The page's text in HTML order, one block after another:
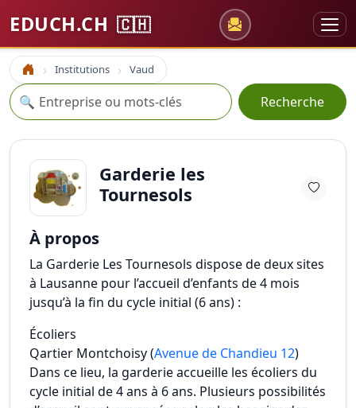
EDUCH.CH 🇨🇭
Accueil Institutions Vaud
Recherche
🔍 Recherche
Garderie les
Tournesols
À propos
La Garderie Les Tournesols dispose de deux sites
à Lausanne pour l’accueil d’enfants de 4 mois
jusqu’à la fin du cycle initial (6 ans) :
Écoliers
Qartier Montchoisy (Avenue de Chandieu 12)
Dans ce lieu, la garderie accueille les écoliers du
cycle initial de 4 ans à 6 ans. Plusieurs possibilités